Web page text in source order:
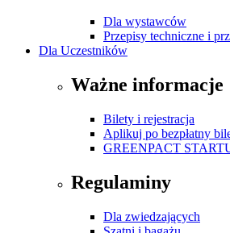
Dla wystawców
Przepisy techniczne i
Dla Uczestników
Ważne informacje
Bilety i rejestracja
Aplikuj po bezpłatny
GREENPACT
Regulaminy
Dla zwiedzających